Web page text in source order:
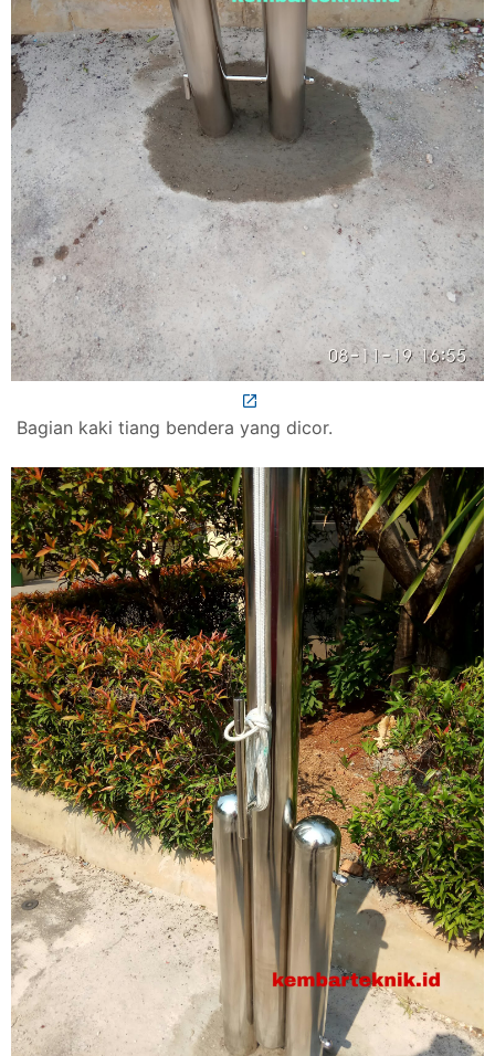
Bagian kaki tiang bendera yang dicor.